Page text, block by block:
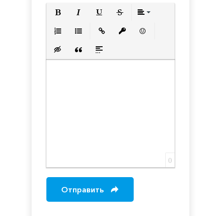
Вставка скрытого текста
Вставка цитаты
Вставка спойлера
0
Отправить